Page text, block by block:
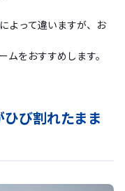
よって違いますが、お
をおすすめします。
び割れたまま